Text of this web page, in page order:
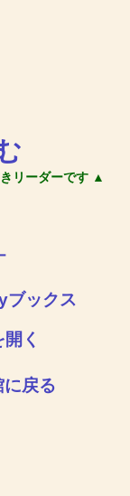
リーダーです ▲
ブックス
く
に戻る